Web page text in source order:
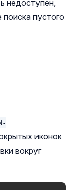
недоступен,
пустого
иконок
вокруг